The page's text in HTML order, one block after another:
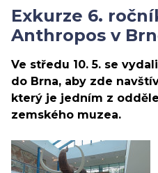
Exkurze 6.
Anthropos v
Ve středu 10. 5. se
do Brna, aby zde
který je jedním z
zemského muzea.